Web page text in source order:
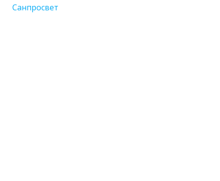
Санпросвет